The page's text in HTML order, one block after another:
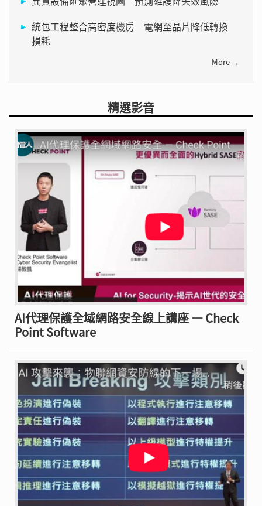
統包工程整合高密度機房 電網至晶片降低轉換
損耗
More →
精選影音
AI代理保護全域網路安全線上講座 — Check
Point Software